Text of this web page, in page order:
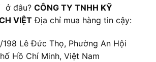
ở đâu? CÔNG TY TNHH KỸ
VIỆT Địa chỉ mua hàng tin cậy:
Lê Đức Thọ, Phường An Hội
Hồ Chí Minh, Việt Nam